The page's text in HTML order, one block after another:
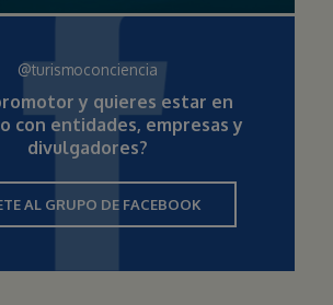
@turismoconciencia
y quieres estar en
con entidades, empresas y
divulgadores?
AL GRUPO DE FACEBOOK